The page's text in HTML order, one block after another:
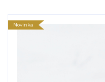
Novinka